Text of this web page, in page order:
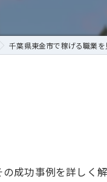
高収入
千葉県東金市で稼げる職業
成功事例を詳しく